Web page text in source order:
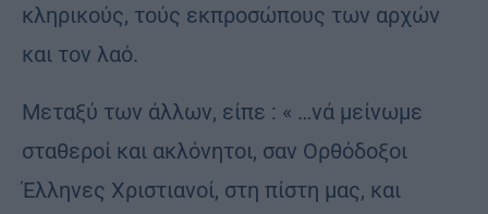
κληρικούς, τούς εκπροσώπους των αρχών
και τον λαό.
Μεταξύ των άλλων, είπε : « …νά μείνωμε
σταθεροί και ακλόνητοι, σαν Ορθόδοξοι
Έλληνες Χριστιανοί, στη πίστη μας, και